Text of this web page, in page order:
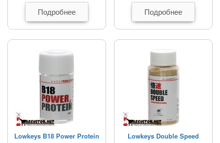
Подробнее Подробнее
Lowkeys B18 Power Protein Lowkeys Double Speed